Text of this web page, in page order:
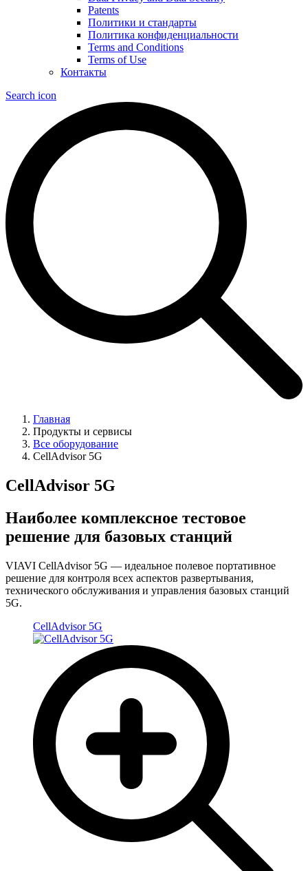
Patents
Политики и стандарты
Политика конфиденциальности
Terms and Conditions
Terms of Use
Контакты
Search icon
Главная
Продукты и сервисы
Все оборудование
CellAdvisor 5G
CellAdvisor 5G
Наиболее комплексное тестовое
решение для базовых станций
VIAVI CellAdvisor 5G — идеальное полевое портативное
решение для контроля всех аспектов развертывания,
технического обслуживания и управления базовых станций
5G.
CellAdvisor 5G